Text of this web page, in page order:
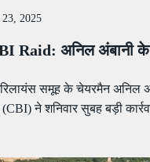
23, 2025
Raid: अनिल अंबानी
समूह के चेयरमैन अनिल
(CBI) ने शनिवार सुबह बड़ी